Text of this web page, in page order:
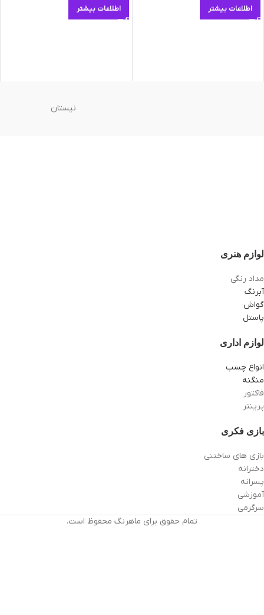
اطلاعات بیشتر اطلاعات بیشتر
نیستان
لوازم هنری
مداد رنگی
آبرنگ
گواش
پاستل
لوازم اداری
انواع چسب
منگنه
فاکتور
پرینتر
بازی فکری
بازی های ساختنی
دخترانه
پسرانه
آموزشی
سرگرمی
تمام حقوق برای ماهرنگ محفوظ است.